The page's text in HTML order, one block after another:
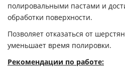
полировальными пастами и
обработки поверхности.
Позволяет отказаться от
уменьшает время полировки.
Рекомендации по работе: